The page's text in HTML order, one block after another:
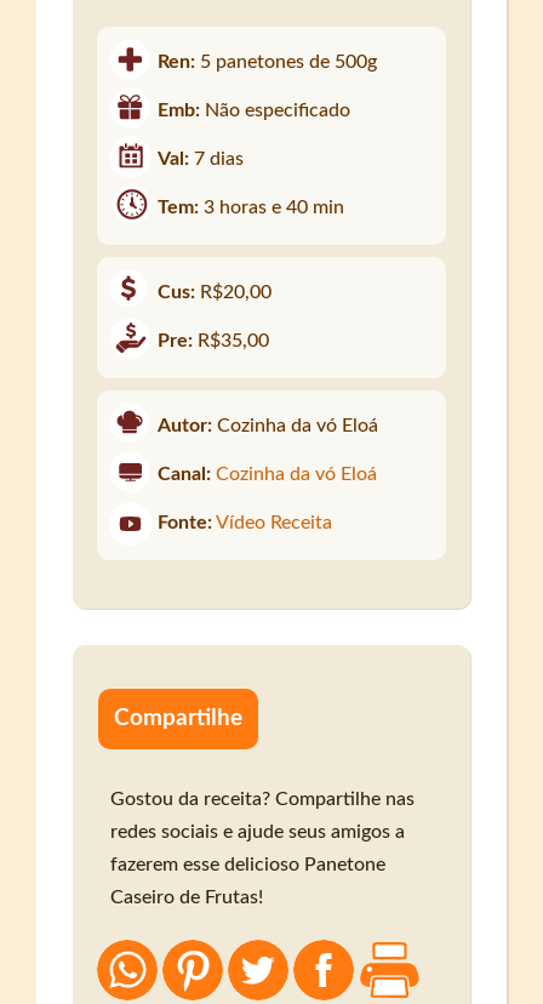
Ren: 5 panetones de 500g
Emb: Não especificado
Val:7 dias
Tem:3 horas e 40 min
Cus: R$20,00
Pre: R$35,00
Autor: Cozinha da vó Eloá
Canal: Cozinha da vó Eloá
Fonte: Vídeo Receita
Compartilhe
Gostou da receita? Compartilhe nas
redes sociais e ajude seus amigos a
fazerem esse delicioso Panetone
Caseiro de Frutas!